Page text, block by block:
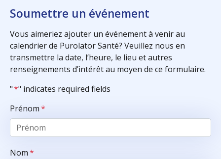
Soumettre un événement
Vous aimeriez ajouter un événement à venir au
calendrier de Purolator Santé? Veuillez nous en
transmettre la date, l’heure, le lieu et autres
renseignements d’intérêt au moyen de ce formulaire.
"*" indicates required fields
Prénom*
Nom*